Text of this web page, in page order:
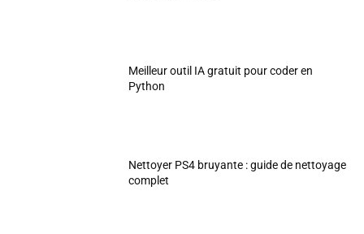
Meilleur outil IA gratuit pour coder en
Python
Nettoyer PS4 bruyante : guide de nettoyage
complet